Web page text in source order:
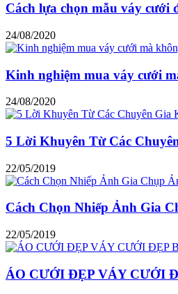
Cách lựa chọn mẫu váy cưới
24/08/2020
Kinh nghiệm mua váy cưới
24/08/2020
5 Lời Khuyên Từ Các
22/05/2019
Cách Chọn Nhiếp Ảnh Gia
22/05/2019
ÁO CƯỚI ĐẸP VÁY CƯỚI